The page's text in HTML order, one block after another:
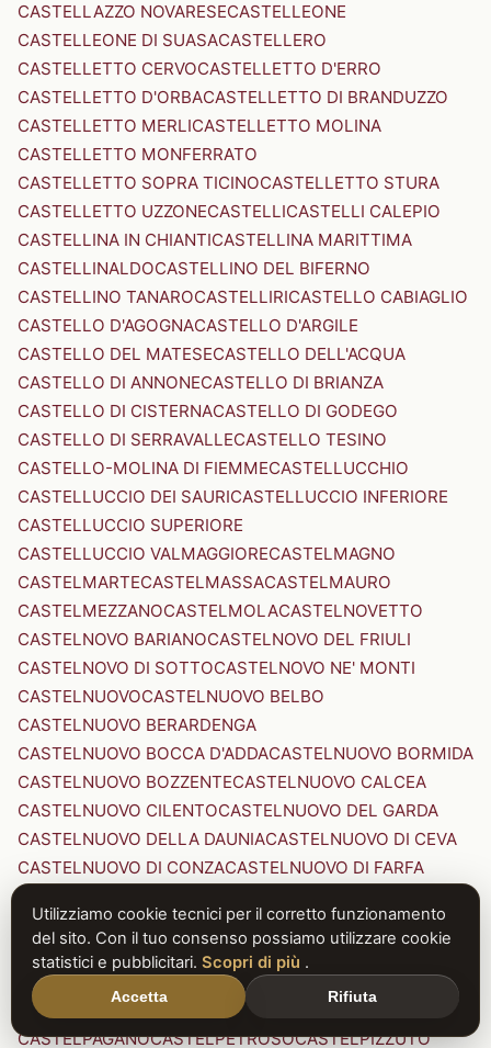
CASTELLAZZO NOVARESECASTELLEONE
CASTELLEONE DI SUASACASTELLERO
CASTELLETTO CERVOCASTELLETTO D'ERRO
CASTELLETTO D'ORBACASTELLETTO DI BRANDUZZO
CASTELLETTO MERLICASTELLETTO MOLINA
CASTELLETTO MONFERRATO
CASTELLETTO SOPRA TICINOCASTELLETTO STURA
CASTELLETTO UZZONECASTELLICASTELLI CALEPIO
CASTELLINA IN CHIANTICASTELLINA MARITTIMA
CASTELLINALDOCASTELLINO DEL BIFERNO
CASTELLINO TANAROCASTELLIRICASTELLO CABIAGLIO
CASTELLO D'AGOGNACASTELLO D'ARGILE
CASTELLO DEL MATESECASTELLO DELL'ACQUA
CASTELLO DI ANNONECASTELLO DI BRIANZA
CASTELLO DI CISTERNACASTELLO DI GODEGO
CASTELLO DI SERRAVALLECASTELLO TESINO
CASTELLO-MOLINA DI FIEMMECASTELLUCCHIO
CASTELLUCCIO DEI SAURICASTELLUCCIO INFERIORE
CASTELLUCCIO SUPERIORE
CASTELLUCCIO VALMAGGIORECASTELMAGNO
CASTELMARTECASTELMASSACASTELMAURO
CASTELMEZZANOCASTELMOLACASTELNOVETTO
CASTELNOVO BARIANOCASTELNOVO DEL FRIULI
CASTELNOVO DI SOTTOCASTELNOVO NE' MONTI
CASTELNUOVOCASTELNUOVO BELBO
CASTELNUOVO BERARDENGA
CASTELNUOVO BOCCA D'ADDACASTELNUOVO BORMIDA
CASTELNUOVO BOZZENTECASTELNUOVO CALCEA
CASTELNUOVO CILENTOCASTELNUOVO DEL GARDA
CASTELNUOVO DELLA DAUNIACASTELNUOVO DI CEVA
CASTELNUOVO DI CONZACASTELNUOVO DI FARFA
CASTELNUOVO DI PORTO CASTELNUOVO DON BOSCO
CASTELNUOVO MAGRACASTELNUOVO NIGRA
CASTELNUOVO PARANOCASTELNUOVO RANGONE
CASTELNUOVO SCRIVIA
CASTELNUOVO VAL DI CECINA
CASTELPAGANOCASTELPETROSOCASTELPIZZUTO
Utilizziamo cookie tecnici per il corretto funzionamento
del sito. Con il tuo consenso possiamo utilizzare cookie
statistici e pubblicitari. Scopri di più .
Accetta Rifiuta